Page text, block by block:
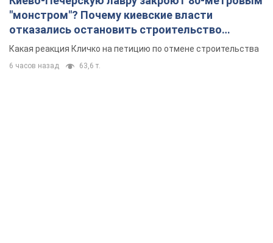
"монстром"? Почему киевские власти
отказались остановить строительство
небоскреба "московского верующего"
Какая реакция Кличко на петицию по отмене строительства
6 часов назад 63,6 т.